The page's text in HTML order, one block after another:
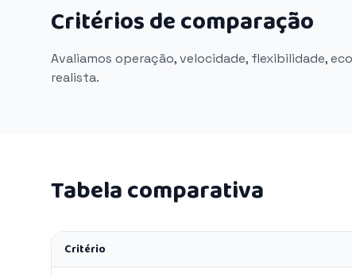
Critérios de comparação
Avaliamos operação, velocidade, flexibilidade,
realista.
Tabela comparativa
Critério